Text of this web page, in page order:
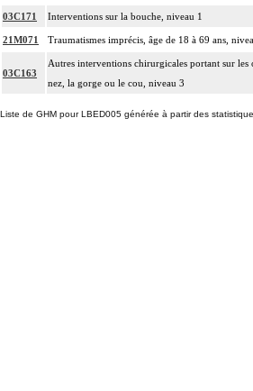
03C171 Interventions sur la bouche, niveau 1
21M071 Traumatismes imprécis, âge de 18 à 69 ans,
03C163
Autres interventions chirurgicales portant sur les
nez, la gorge ou le cou, niveau 3
Liste de GHM pour LBED005 générée à partir des